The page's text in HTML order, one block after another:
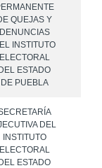
QUEJAS Y
DENUNCIAS
INSTITUTO
ELECTORAL
DEL ESTADO
DE PUEBLA
DEL
INSTITUTO
ELECTORAL
DEL ESTADO